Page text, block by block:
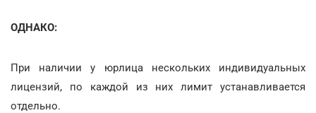
ОДНАКО:
При наличии у юрлица нескольких индивидуальных
лицензий, по каждой из них лимит устанавливается
отдельно.